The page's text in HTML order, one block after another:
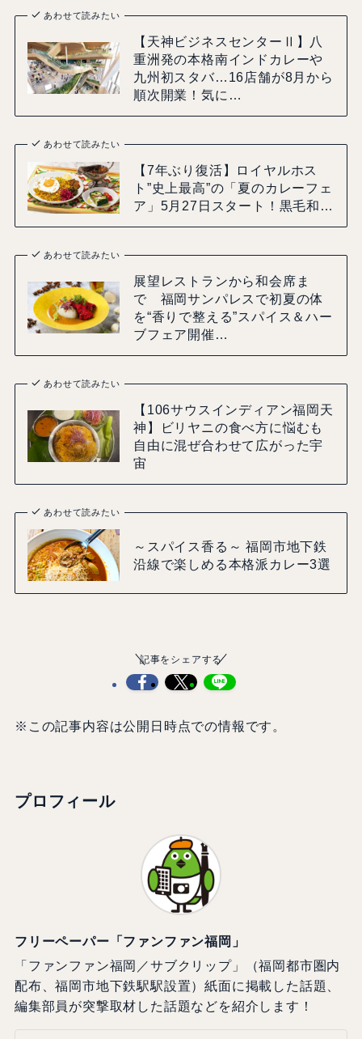
あわせて読みたい
【天神ビジネスセンターⅡ】八
重洲発の本格南インドカレーや
九州初スタバ…16店舗が8月から
順次開業！気に…
あわせて読みたい
【7年ぶり復活】ロイヤルホス
ト”史上最高”の「夏のカレーフェ
ア」5月27日スタート！黒毛和…
あわせて読みたい
展望レストランから和会席ま
で 福岡サンパレスで初夏の体
を“香りで整える”スパイス＆ハー
ブフェア開催…
あわせて読みたい
【106サウスインディアン福岡天
神】ビリヤニの食べ方に悩むも
自由に混ぜ合わせて広がった宇
宙
あわせて読みたい
～スパイス香る～ 福岡市地下鉄
沿線で楽しめる本格派カレー3選
記事をシェアする
※この記事内容は公開日時点での情報です。
プロフィール
フリーペーパー「ファンファン福岡」
「ファンファン福岡／サブクリップ」（福岡都市圏内
配布、福岡市地下鉄駅駅設置）紙面に掲載した話題、
編集部員が突撃取材した話題などを紹介します！